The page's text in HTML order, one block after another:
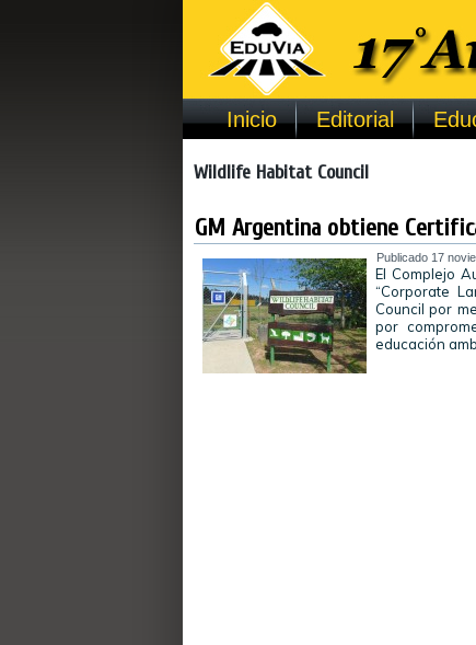
Inicio Editorial
Wildlife Habitat Council
GM Argentina obtiene
Publicado 17
El Complejo
“Corporate
Council por
por
educación